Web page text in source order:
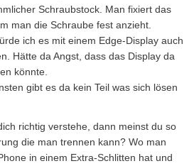
Schraubstock. Man fixiert das
man die Schraube fest anzieht.
ich es mit einem Edge-Display auch
Hätte da Angst, dass das Display da
könnte.
gibt es da kein Teil was sich lösen
richtig verstehe, dann meinst du so
die man trennen kann? Wo man
in einem Extra-Schlitten hat und